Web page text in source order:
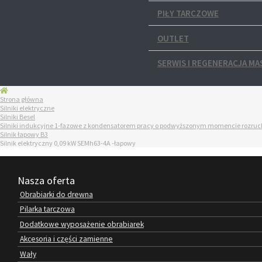
PIŁY TARCZOWE
OUTLET
SERWIS I REGENERACJA
Strona główna
Silniki elektryczne
Silniki Besel
Silniki indukcyjne 1-fazowe z kondensatorem pracy o podwyższonym momencie
Silnik łapowy B3
Silnik elektryczny 0,09 kW SEMh63-4A -łapowy
Nasza oferta
Obrabiarki do drewna
Pilarka tarczowa
Dodatkowe wyposażenie obrabiarek
Akcesoria i części zamienne
Wały